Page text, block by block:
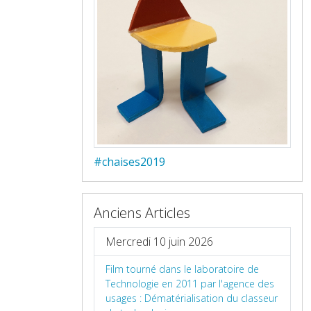
#chaises2019
Anciens Articles
Mercredi 10 juin 2026
Film tourné dans le laboratoire de
Technologie en 2011 par l'agence des
usages : Dématérialisation du classeur